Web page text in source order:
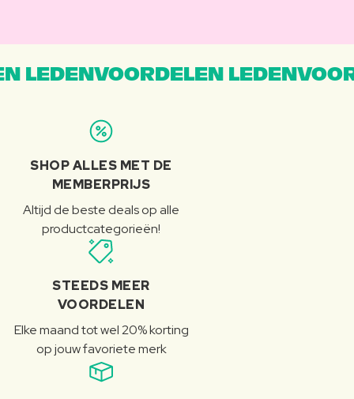
LEDENVOORDELEN
SHOP ALLES MET DE
MEMBERPRIJS
Altijd de beste deals op alle
productcategorieën!
STEEDS MEER
VOORDELEN
Elke maand tot wel 20% korting
op jouw favoriete merk